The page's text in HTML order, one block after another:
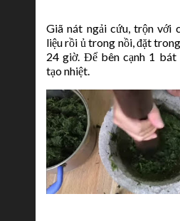
Giã nát ngải cứu, trộn với
liệu rồi ủ trong nồi, đặt
24 giờ. Để bên cạnh 1 bát
tạo nhiệt.